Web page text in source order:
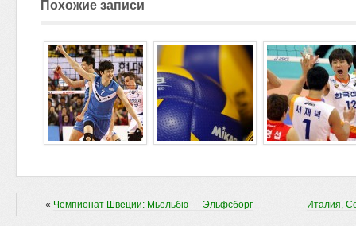
Похожие записи
« Чемпионат Швеции: Мьельбю — Эльфсборг Италия,